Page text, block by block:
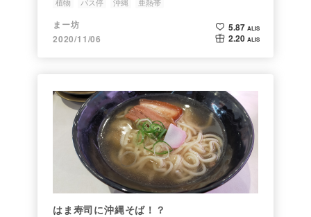
まー坊
2020/11/06
5.87 ALIS
2.20 ALIS
はま寿司に沖縄そば！？